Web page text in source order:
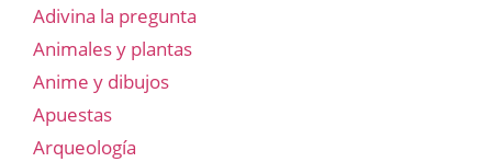
Adivina la pregunta
Animales y plantas
Anime y dibujos
Apuestas
Arqueología